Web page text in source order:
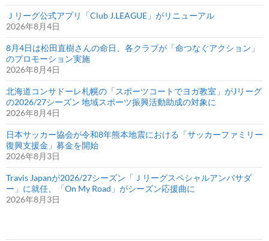
Ｊリーグ公式アプリ「Club J.LEAGUE」がリニューアル
2026年8月4日
8月4日は松田直樹さんの命日、各クラブが「命つなぐアクション」
のプロモーション実施
2026年8月4日
北海道コンサドーレ札幌の「スポーツコートでヨガ教室」がJリーグ
の2026/27シーズン 地域スポーツ振興活動助成の対象に
2026年8月4日
日本サッカー協会が令和8年熊本地震における「サッカーファミリー
復興支援金」募金を開始
2026年8月3日
Travis Japanが2026/27シーズン「Ｊリーグスペシャルアンバサダ
ー」に就任、「On My Road」がシーズン応援曲に
2026年8月3日